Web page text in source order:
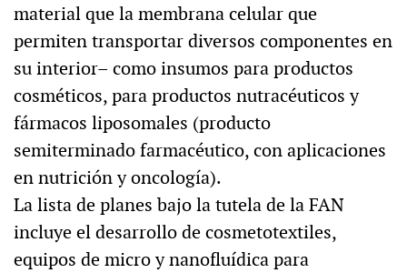
material que la membrana celular que
permiten transportar diversos componentes en
su interior– como insumos para productos
cosméticos, para productos nutracéuticos y
fármacos liposomales (producto
semiterminado farmacéutico, con aplicaciones
en nutrición y oncología).
La lista de planes bajo la tutela de la FAN
incluye el desarrollo de cosmetotextiles,
equipos de micro y nanofluídica para